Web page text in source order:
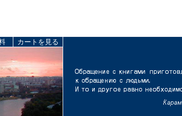
カートを見る